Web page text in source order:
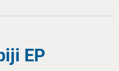
EP